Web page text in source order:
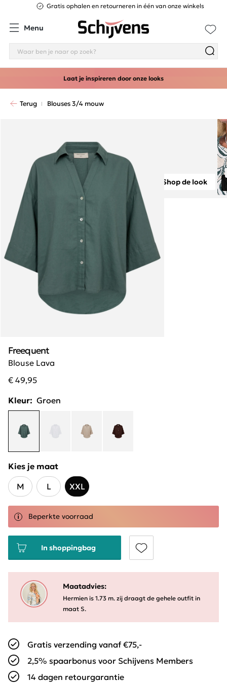
Gratis ophalen en retourneren in één van onze winkels
Menu
Laat je inspireren door onze looks
Terug Blouses 3/4 mouw
Shop de look
Blouse Lava
Freequent
€ 49,95
Kleur: Groen
Kies je maat
M
L XXL
Beperkte voorraad
In shoppingbag
Maatadvies:
Hermien is 1.73 m. zij draagt de gehele outfit in
maat S.
Gratis verzending vanaf €75,-
2,5% spaarbonus voor Schijvens Members
14 dagen retourgarantie